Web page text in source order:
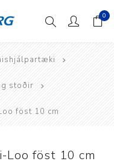
0
stoðir
föst 10 cm
Loo föst 10 cm